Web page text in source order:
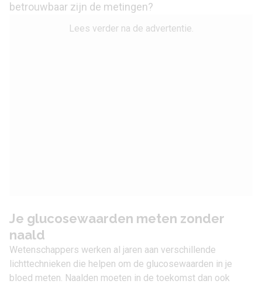
betrouwbaar zijn de metingen?
Lees verder na de advertentie.
Je glucosewaarden meten zonder
naald
Wetenschappers werken al jaren aan verschillende
lichttechnieken die helpen om de glucosewaarden in je
bloed meten. Naalden moeten in de toekomst dan ook